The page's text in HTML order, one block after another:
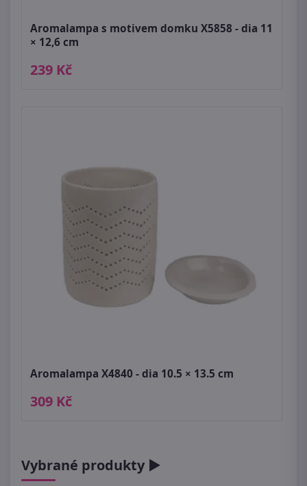
Aromalampa s motivem domku X5858 - dia 11
× 12,6 cm
239 Kč
Aromalampa X4840 - dia 10.5 × 13.5 cm
309 Kč
Vybrané produkty ►